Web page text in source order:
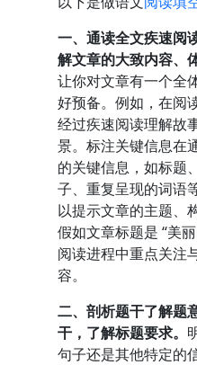
一、通读全文疾速阅
解文章的大致内容、
让你对文章有一个全
好预备。例如，在阅
经过疾速阅读理解故
景。标注关键信息在
的关键信息，如标题
子、重复呈现的词语
以提示文章的主题、
假如文章标题是 “美
阅读进程中重点关注
容。
二、剖析题干了解题
干，了解标题要求。
句子还是其他特定的